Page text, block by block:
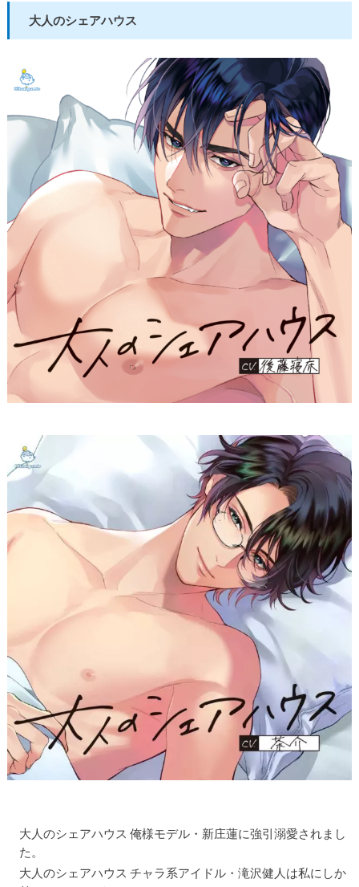
大人のシェアハウス
大人のシェアハウス 俺様モデル・新庄蓮に強引溺愛されまし
た。
大人のシェアハウス チャラ系アイドル・滝沢健人は私にしか